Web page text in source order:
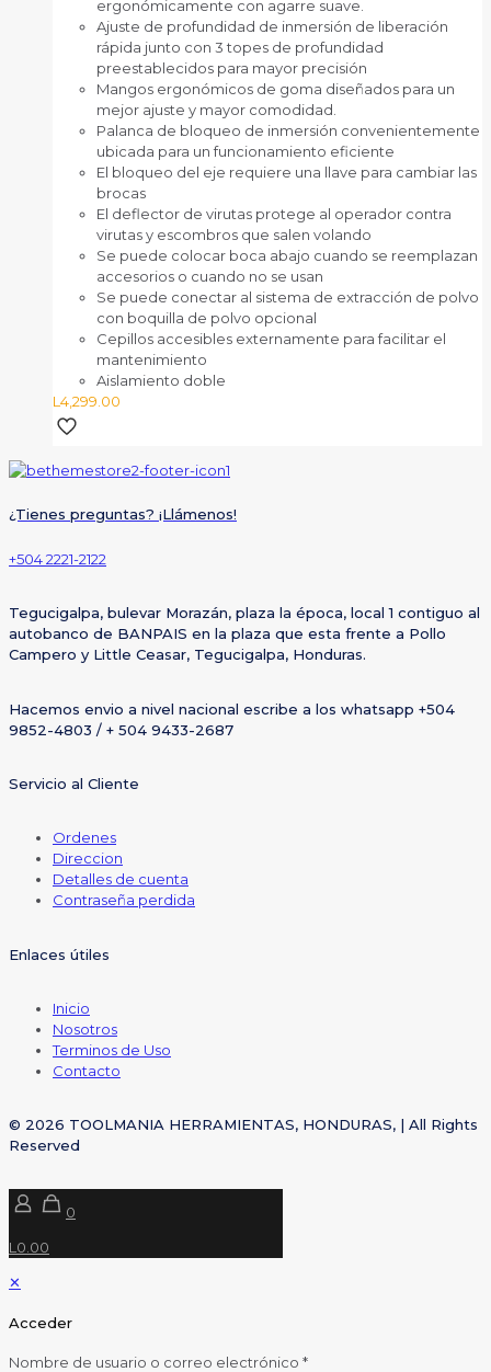
ergonómicamente con agarre suave.
Ajuste de profundidad de inmersión de liberación
rápida junto con 3 topes de profundidad
preestablecidos para mayor precisión
Mangos ergonómicos de goma diseñados para un
mejor ajuste y mayor comodidad.
Palanca de bloqueo de inmersión convenientemente
ubicada para un funcionamiento eficiente
El bloqueo del eje requiere una llave para cambiar las
brocas
El deflector de virutas protege al operador contra
virutas y escombros que salen volando
Se puede colocar boca abajo cuando se reemplazan
accesorios o cuando no se usan
Se puede conectar al sistema de extracción de polvo
con boquilla de polvo opcional
Cepillos accesibles externamente para facilitar el
mantenimiento
Aislamiento doble
L 4,299.00
¿Tienes preguntas? ¡Llámenos!
+504 2221-2122
Tegucigalpa, bulevar Morazán, plaza la época, local 1 contiguo al
autobanco de BANPAIS en la plaza que esta frente a Pollo
Campero y Little Ceasar, Tegucigalpa, Honduras.
Hacemos envio a nivel nacional escribe a los whatsapp +504
9852-4803 / + 504 9433-2687
Servicio al Cliente
Ordenes
Direccion
Detalles de cuenta
Contraseña perdida
Enlaces útiles
Inicio
Nosotros
Terminos de Uso
Contacto
© 2026 TOOLMANIA HERRAMIENTAS, HONDURAS, | All Rights
Reserved
0
L0.00
✕
Acceder
Nombre de usuario o correo electrónico *